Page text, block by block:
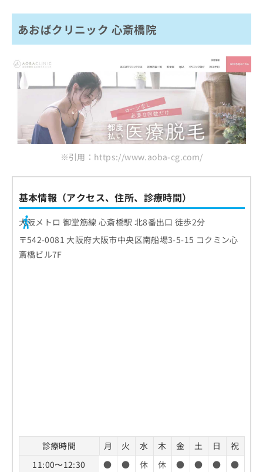
クリニーク大阪心斎橋
レジーナクリニック 心斎橋院
エミナルクリニック 心斎橋院
リゼクリニック 心斎橋院
ゴリラクリニック 大阪心斎橋院
メディカルエピレーションクリニック 心斎橋
大美会クリニック 心斎橋本院
サクラアズクリニック 心斎橋院
まとめ：心斎橋で評判の全身脱毛 おすすめの
あおばクリニック 心斎橋院
※引用：https://www.aoba-cg.com/
基本情報（アクセス、住所、診療時間）
大阪メトロ 御堂筋線 心斎橋駅 北8番出口 徒歩2分
〒542-0081 大阪府大阪市中央区南船場3-5-15 コクミン心
斎橋ビル7F
診療時間 月 火 水 木 金 土 日
祝
11:00〜12:30
● ● 休 休 ● ● ●
●
の
他
問
い
合
ち